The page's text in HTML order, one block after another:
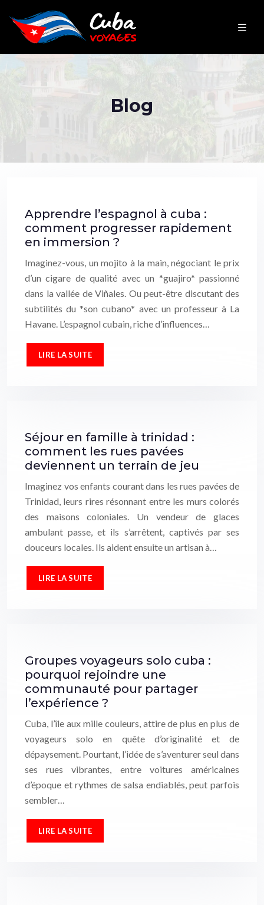
Blog
Apprendre l’espagnol à cuba :
comment progresser rapidement
en immersion ?
Imaginez-vous, un mojito à la main, négociant le prix
d’un cigare de qualité avec un *guajiro* passionné
dans la vallée de Viñales. Ou peut-être discutant des
subtilités du *son cubano* avec un professeur à La
Havane. L’espagnol cubain, riche d’influences…
LIRE LA SUITE
Séjour en famille à trinidad :
comment les rues pavées
deviennent un terrain de jeu
Imaginez vos enfants courant dans les rues pavées de
Trinidad, leurs rires résonnant entre les murs colorés
des maisons coloniales. Un vendeur de glaces
ambulant passe, et ils s’arrêtent, captivés par ses
douceurs locales. Ils aident ensuite un artisan à…
LIRE LA SUITE
Groupes voyageurs solo cuba :
pourquoi rejoindre une
communauté pour partager
l’expérience ?
Cuba, l’île aux mille couleurs, attire de plus en plus de
voyageurs solo en quête d’originalité et de
dépaysement. Pourtant, l’idée de s’aventurer seul dans
ses rues vibrantes, entre voitures américaines
d’époque et rythmes de salsa endiablés, peut parfois
sembler…
LIRE LA SUITE